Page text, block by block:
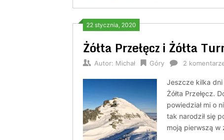
22 stycznia, 2020
Żółta Przełęcz i Żółta
Autor: Michał Góry 2
Jeszcze kilka dni
Żółta Przełęcz.
powiedział mi o
tak narodził się
moją pierwszą w